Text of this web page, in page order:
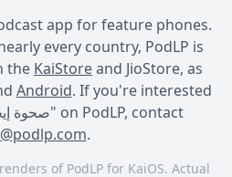
app for feature phones.
every country, PodLP is
the KaiStoreand JioStore, as
Android. If you're interested
"صحوة إيجابية" on PodLP, contact
.
of PodLP for KaiOS. Actual